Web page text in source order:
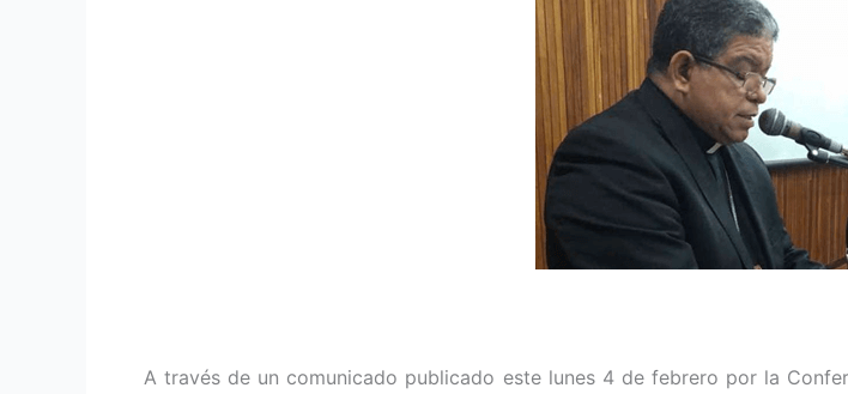
A través de un comunicado publicado este lunes 4 de febrero por la